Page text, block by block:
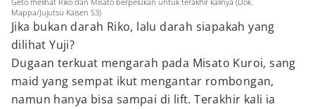
Mappa/Jujutsu Kaisen S3)
Jika bukan darah Riko, lalu darah siapakah yang
dilihat Yuji?
Dugaan terkuat mengarah pada Misato Kuroi, sang
maid yang sempat ikut mengantar rombongan,
namun hanya bisa sampai di lift. Terakhir kali ia